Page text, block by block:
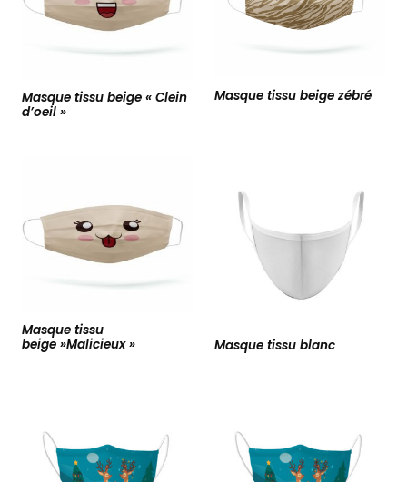
Masque tissu beige « Clein
d’oeil »
Masque tissu beige zébré
Masque tissu
beige »Malicieux »
Masque tissu blanc